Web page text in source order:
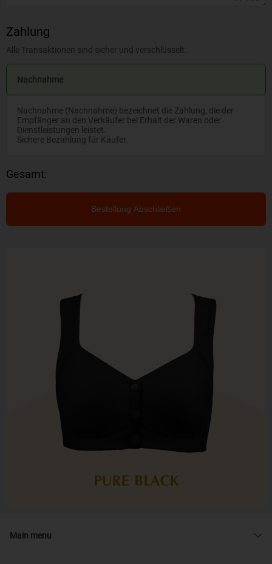
Zahlung
Alle Transaktionen sind sicher und verschlüsselt.
Nachnahme
Nachnahme (Nachnahme) bezeichnet die Zahlung, die der
Empfänger an den Verkäufer bei Erhalt der Waren oder
Dienstleistungen leistet.
Sichere Bezahlung für Käufer.
Gesamt:
Bestellung Abschließen
Main menu